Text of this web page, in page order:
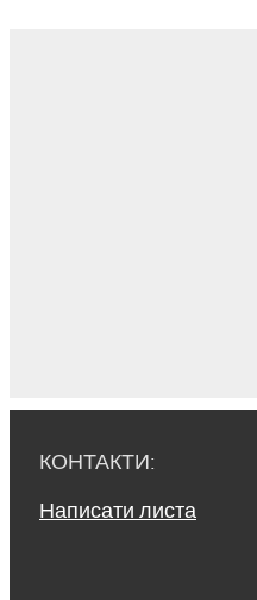
КОНТАКТИ:
Написати листа